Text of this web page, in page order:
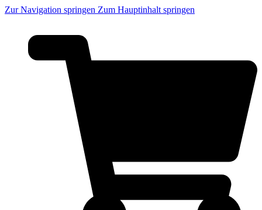
Zur Navigation springen Zum Hauptinhalt springen